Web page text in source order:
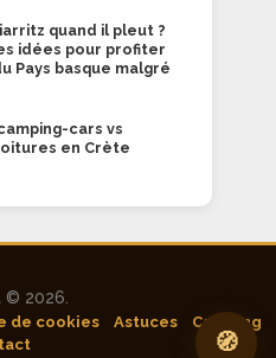
quand il pleut ?
idées pour profiter
Pays basque malgré
cars vs
en Crète
© 2026.
de cookies Astuces
Camping
🧭